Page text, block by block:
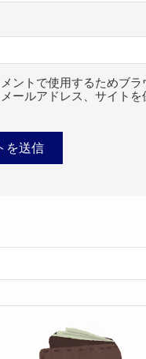
ントで使用するためブラ
ールアドレス、サイトを